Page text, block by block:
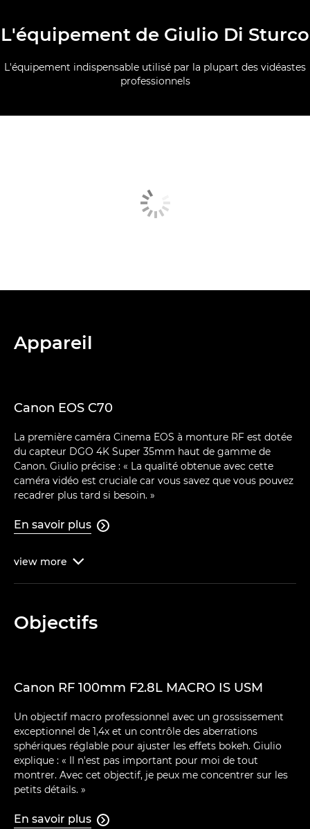
L'équipement de Giulio Di Sturco
L'équipement indispensable utilisé par la plupart des vidéastes
professionnels
Appareil
Canon EOS C70
La première caméra Cinema EOS à monture RF est dotée
du capteur DGO 4K Super 35mm haut de gamme de
Canon. Giulio précise : « La qualité obtenue avec cette
caméra vidéo est cruciale car vous savez que vous pouvez
recadrer plus tard si besoin. »
En savoir plus 
view more 
Objectifs
Canon RF 100mm F2.8L MACRO IS USM
Un objectif macro professionnel avec un grossissement
exceptionnel de 1,4x et un contrôle des aberrations
sphériques réglable pour ajuster les effets bokeh. Giulio
explique : « Il n'est pas important pour moi de tout
montrer. Avec cet objectif, je peux me concentrer sur les
petits détails. »
En savoir plus 